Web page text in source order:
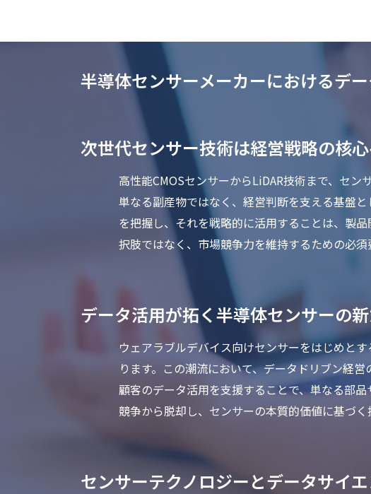
半導体センサーメーカーにおけるデ
次世代センサー技術は経営戦略の核
高性能CMOSセンサーからLiDAR技術まで、セ
単なる副産物ではなく、経営判断を支える基盤
を把握し、それを戦略的に活用することは、製
択肢ではなく、市場競争力を維持するための必須
データ活用が拓く半導体センサーの
ウェアラブルデバイス向けセンサーをはじめと
ります。この潮流において、データドリブン経
顧客のデータ活用を支援することで、単なる部
競争から脱却し、センサーの本質的価値に基づ
センサーテクノロジーとデータサイ